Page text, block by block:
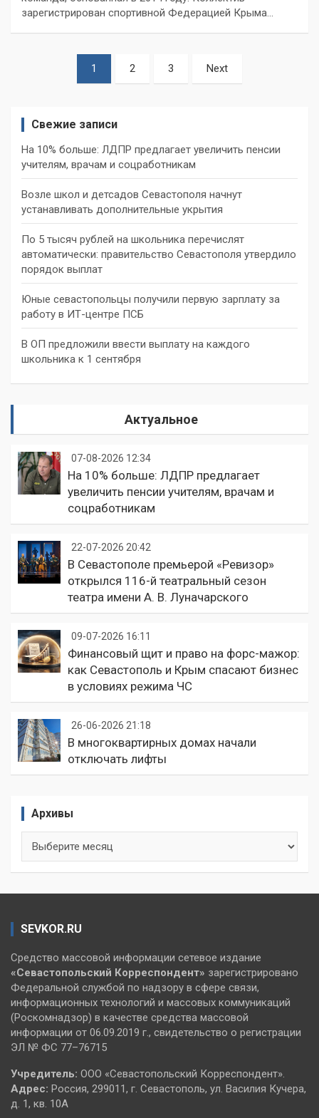
зарегистрирован спортивной Федерацией Крыма…
Пагинация
записей
1 2 3 Next
Свежие записи
На 10% больше: ЛДПР предлагает увеличить пенсии
учителям, врачам и соцработникам
Возле школ и детсадов Севастополя начнут
устанавливать дополнительные укрытия
По 5 тысяч рублей на школьника перечислят
автоматически: правительство Севастополя утвердило
порядок выплат
Юные севастопольцы получили первую зарплату за
работу в ИТ-центре ПСБ
В ОП предложили ввести выплату на каждого
школьника к 1 сентября
Актуальное
07-08-2026 12:34
На 10% больше: ЛДПР предлагает
увеличить пенсии учителям, врачам и
соцработникам
22-07-2026 20:42
В Севастополе премьерой «Ревизор»
открылся 116-й театральный сезон
театра имени А. В. Луначарского
09-07-2026 16:11
Финансовый щит и право на форс-мажор:
как Севастополь и Крым спасают бизнес
в условиях режима ЧС
26-06-2026 21:18
В многоквартирных домах начали
отключать лифты
Архивы
SEVKOR.RU
Средство массовой информации сетевое издание
«Севастопольский Корреспондент» зарегистрировано
Федеральной службой по надзору в сфере связи,
информационных технологий и массовых коммуникаций
(Роскомнадзор) в качестве средства массовой
информации от 06.09.2019 г., свидетельство о регистрации
ЭЛ № ФС 77–76715
Учредитель: ООО «Севастопольский Корреспондент».
Адрес: Россия, 299011, г. Севастополь, ул. Василия Кучера,
д. 1, кв. 10А